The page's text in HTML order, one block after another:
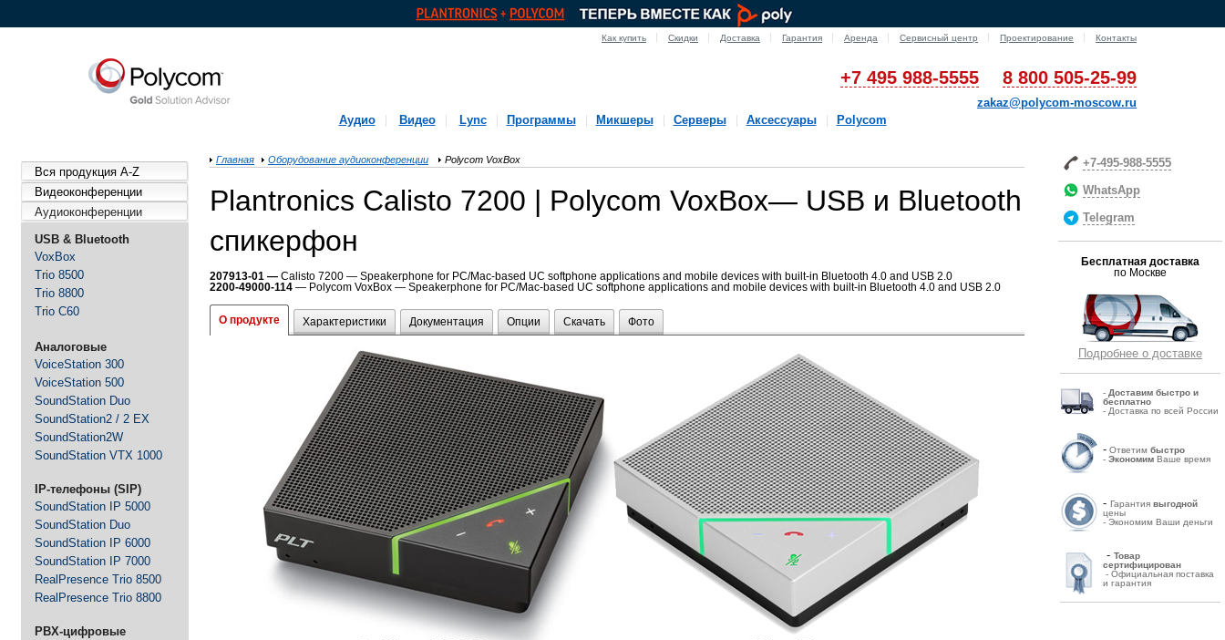
Как купить Скидки Доставка Гарантия Аренда Сервисный центр Проектирование Контакты
+7 495 988-5555 8 800 505-25-99
zakaz@polycom-moscow.ru
Аудио
Видео Lync Программы Микшеры Серверы Аксессуары Polycom
Вся продукция A-Z
Видеоконференции
Аудиоконференции
USB & Bluetooth
VoxBox
Trio 8500
Trio 8800
Trio C60
Аналоговые
VoiceStation 300
VoiceStation 500
SoundStation Duo
SoundStation2 / 2 EX
SoundStation2W
SoundStation VTX 1000
IP-телефоны (SIP)
SoundStation IP 5000
SoundStation Duo
SoundStation IP 6000
SoundStation IP 7000
RealPresence Trio 8500
RealPresence Trio 8800
PBX-цифровые
+7-495-988-5555
WhatsApp
Telegram
Бесплатная доставка
по Москве
Подробнее о доставке
- Доставим быстро и
бесплатно
- Доставка по всей России
- Ответим быстро
- Экономим Ваше время
- Гарантия выгодной
цены
- Экономим Ваши деньги
- Товар
сертифицирован
- Официальная поставка
и гарантия
Главная Оборудование аудиоконференции Polycom VoxBox
Plantronics Calisto 7200 | Polycom VoxBox— USB и Bluetooth
cпикерфон
207913-01 — Calisto 7200 — Speakerphone for PC/Mac-based UC softphone applications and mobile devices with built-in Bluetooth 4.0 and USB 2.0
2200-49000-114 — Polycom VoxBox — Speakerphone for PC/Mac-based UC softphone applications and mobile devices with built-in Bluetooth 4.0 and USB 2.0
О продукте Характеристики Документация Опции Скачать Фото